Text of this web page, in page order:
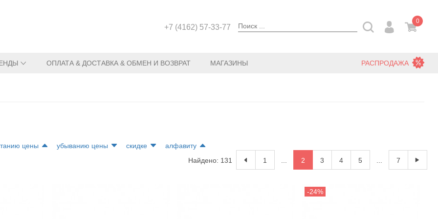
+7 (4162) 57-33-77
0
ОПЛАТА & ДОСТАВКА & ОБМЕН И ВОЗВРАТ МАГАЗИНЫ РАСПРОДАЖА
цены убыванию цены скидке
алфавиту
Найдено: 131
1 2 3 4 5 7